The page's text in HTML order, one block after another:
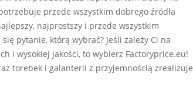
przede wszystkim dobrego źródła
najprostszy i przede wszystkim
pytanie, którą wybrać? Jeśli zależy Ci na
i wysokiej jakości, to wybierz Factoryprice.eu!
torebek i galanterii z przyjemnością zrealizuje